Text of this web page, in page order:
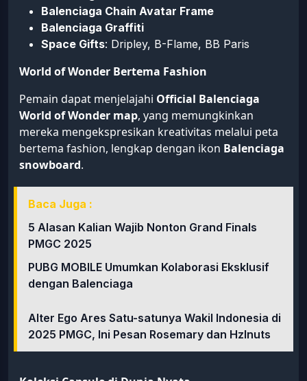
Balenciaga Chain Avatar Frame
Balenciaga Graffiti
Space Gifts: Dripley, B-Flame, BB Paris
World of Wonder Bertema Fashion
Pemain dapat menjelajahi Official Balenciaga
World of Wonder map, yang memungkinkan
mereka mengekspresikan kreativitas melalui peta
bertema fashion, lengkap dengan ikon Balenciaga
snowboard.
Baca Juga :
5 Alasan Kalian Wajib Nonton Grand Finals
PMGC 2025
PUBG MOBILE Umumkan Kolaborasi Eksklusif
dengan Balenciaga
Alter Ego Ares Satu-satunya Wakil Indonesia di
2025 PMGC, Ini Pesan Rosemary dan Hzlnuts